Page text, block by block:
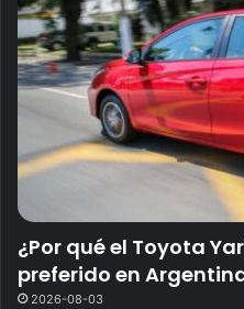
¿Por qué el Toyota
preferido en
2026-08-03